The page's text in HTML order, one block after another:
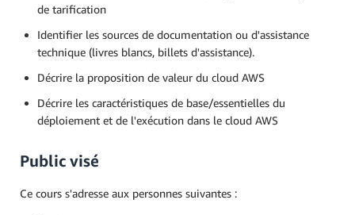
de tarification
Identifier les sources de documentation ou d'assistance
technique (livres blancs, billets d'assistance).
Décrire la proposition de valeur du cloud AWS
Décrire les caractéristiques de base/essentielles du
déploiement et de l'exécution dans le cloud AWS
Public visé
Ce cours s'adresse aux personnes suivantes :